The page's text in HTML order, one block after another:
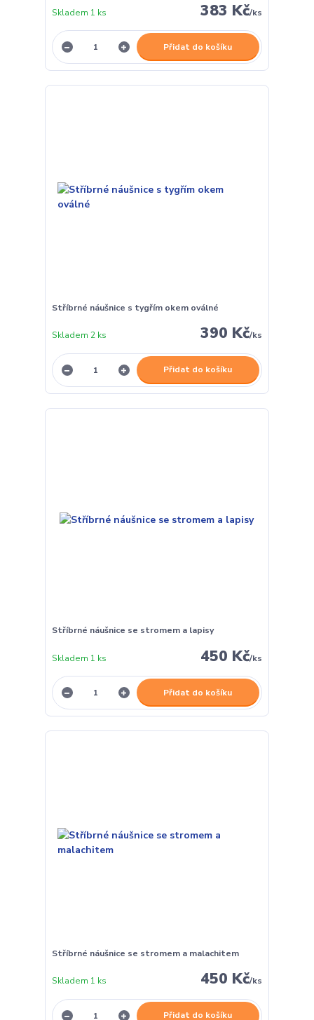
383 Kč/ks
Skladem 1 ks
Přidat do košíku
Stříbrné náušnice s tygřím okem oválné
390 Kč/ks
Skladem 2 ks
Přidat do košíku
Stříbrné náušnice se stromem a lapisy
450 Kč/ks
Skladem 1 ks
Přidat do košíku
Stříbrné náušnice se stromem a malachitem
450 Kč/ks
Skladem 1 ks
Přidat do košíku